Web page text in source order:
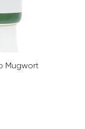
Mugwort